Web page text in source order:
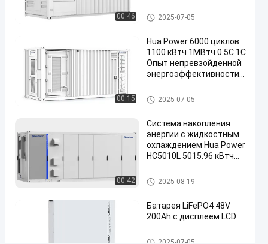
энергии
хранения
энергии
07-05
280
мнения
сейчас
Поделиться
#
containerized
storage
system
containerized
storage
Container
00:46
3.01MWh/5.27MWh/7.53MWh
Контейнер для хранения энергии
2025-07-05
00:15
Hua Power 6000 циклов
1100 кВтч 1МВтч 0.5С 1С
Опыт непревзойденной
энергоэффективности с
хранения энергии
Контейнер для хранения эне
ргии
2025-07-05
00:42
Система накопления
энергии с жидкостным
охлаждением Hua Power
HC5010L 5015.96 кВтч
Домашняя система хранени
я энергии
2025-08-19
Батарея LiFePO4 48V
200Ah с дисплеем LCD
Домашняя система хранени
2025-07-05